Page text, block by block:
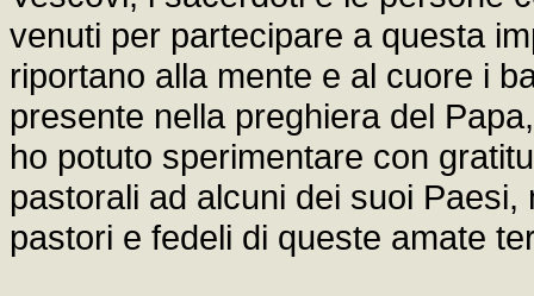
venuti per partecipare a questa
riportano alla mente e al cuore i
presente nella preghiera del
ho potuto sperimentare con
pastorali ad alcuni dei suoi
pastori e fedeli di queste amate